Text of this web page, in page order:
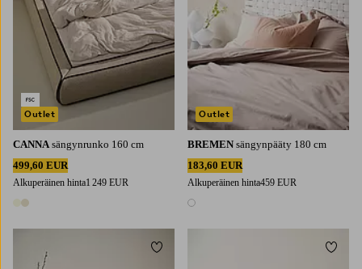
CANNA sängynrunko 160 cm
499,60 EUR
Alkuperäinen hinta1 249 EUR
2 värejä
Outlet
BREMEN sängynpääty 180 cm
183,60 EUR
Alkuperäinen hinta459 EUR
1 väri
Outlet
Lisää suosikkeihin Lisää